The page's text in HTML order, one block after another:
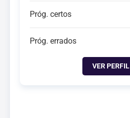
Próg. certos
Próg. errados
VER PERFIL